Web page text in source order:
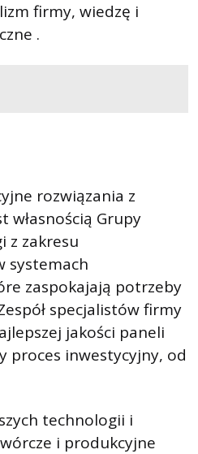
firmy, wiedzę i
.
rozwiązania z
własnością Grupy
z zakresu
systemach
zaspokajają potrzeby
specjalistów firmy
jakości paneli
proces inwestycyjny, od
technologii i
i produkcyjne